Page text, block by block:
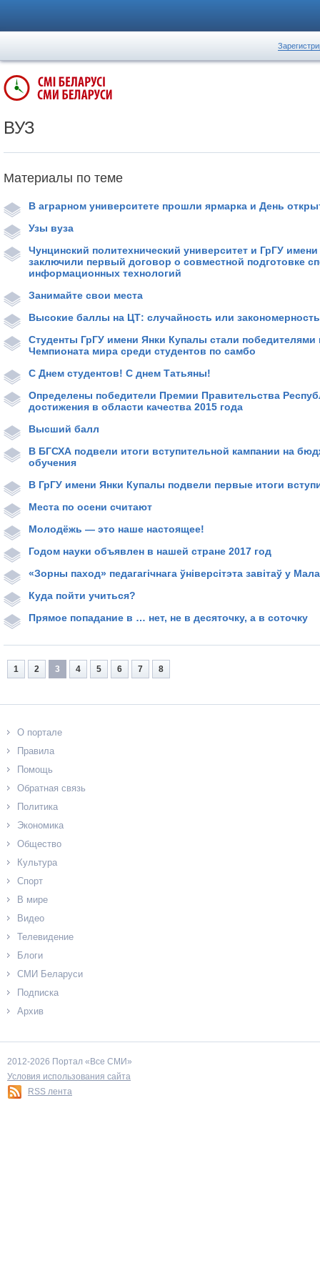
ВУЗ
Материалы по теме
В аграрном университете прошли ярмарка и День
Узы вуза
Чунцинский политехнический университет и ГрГУ
заключили первый договор о совместной подготовке
информационных технологий
Занимайте свои места
Высокие баллы на ЦТ: случайность или
Студенты ГрГУ имени Янки Купалы стали победителями
Чемпионата мира среди студентов по самбо
С Днем студентов! С днем Татьяны!
Определены победители Премии Правительства
достижения в области качества 2015 года
Высший балл
В БГСХА подвели итоги вступительной кампании на
обучения
В ГрГУ имени Янки Купалы подвели первые итоги
Места по осени считают
Молодёжь — это наше настоящее!
Годом науки объявлен в нашей стране 2017 год
«Зорны паход» педагагічнага ўніверсітэта завітаў у
Куда пойти учиться?
Прямое попадание в … нет, не в десяточку, а в соточку
1 2 3 4 5 6 7 8
О портале
Правила
Помощь
Обратная связь
Политика
Экономика
Общество
Культура
Спорт
В мире
Видео
Телевидение
Блоги
СМИ Беларуси
Подписка
Архив
2012-2026 Портал «Все СМИ»
Условия использования сайта
RSS лента